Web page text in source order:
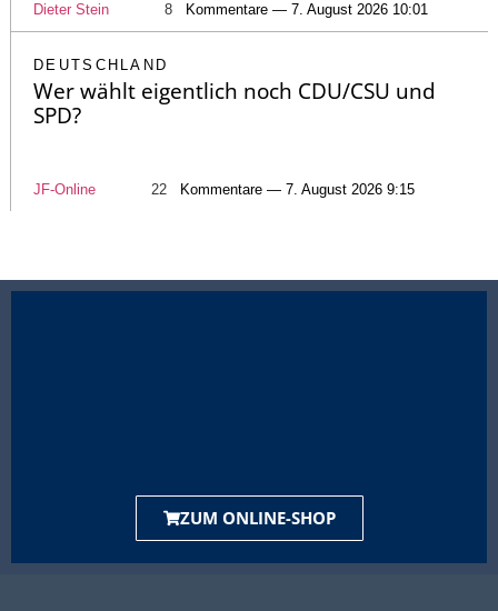
Dieter Stein 8 Kommentare — 7. August 2026 10:01
DEUTSCHLAND
Wer wählt eigentlich noch CDU/CSU und
SPD?
JF-Online 22 Kommentare — 7. August 2026 9:15
ZUM ONLINE-SHOP